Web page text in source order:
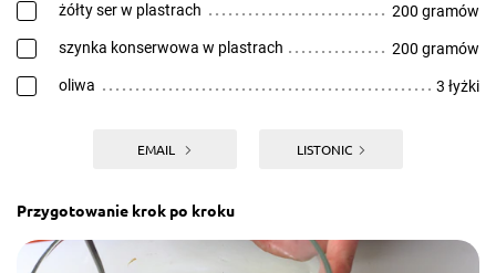
żółty ser w plastrach 200 gramów
szynka konserwowa w plastrach 200 gramów
oliwa 3 łyżki
EMAIL LISTONIC
Przygotowanie krok po kroku